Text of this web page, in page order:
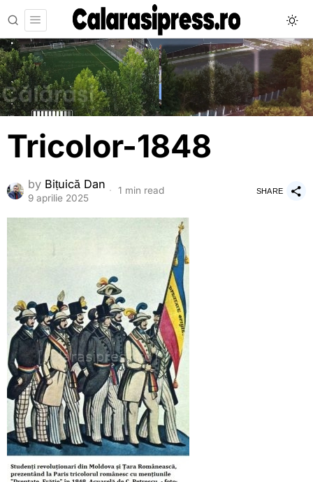
Tricolor-1848
by Bițuică Dan
9 aprilie 2025
1 min read SHARE